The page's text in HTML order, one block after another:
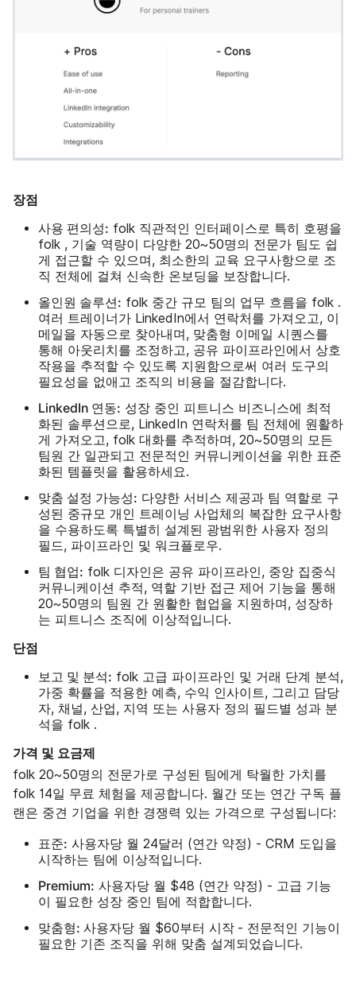
장점
사용 편의성: folk 직관적인 인터페이스로 특히 호평을
folk , 기술 역량이 다양한 20~50명의 전문가 팀도 쉽
게 접근할 수 있으며, 최소한의 교육 요구사항으로 조
직 전체에 걸쳐 신속한 온보딩을 보장합니다.
올인원 솔루션: folk 중간 규모 팀의 업무 흐름을 folk .
여러 트레이너가 LinkedIn에서 연락처를 가져오고, 이
메일을 자동으로 찾아내며, 맞춤형 이메일 시퀀스를
통해 아웃리치를 조정하고, 공유 파이프라인에서 상호
작용을 추적할 수 있도록 지원함으로써 여러 도구의
필요성을 없애고 조직의 비용을 절감합니다.
LinkedIn 연동: 성장 중인 피트니스 비즈니스에 최적
화된 솔루션으로, LinkedIn 연락처를 팀 전체에 원활하
게 가져오고, folk 대화를 추적하며, 20~50명의 모든
팀원 간 일관되고 전문적인 커뮤니케이션을 위한 표준
화된 템플릿을 활용하세요.
맞춤 설정 가능성: 다양한 서비스 제공과 팀 역할로 구
성된 중규모 개인 트레이닝 사업체의 복잡한 요구사항
을 수용하도록 특별히 설계된 광범위한 사용자 정의
필드, 파이프라인 및 워크플로우.
팀 협업: folk 디자인은 공유 파이프라인, 중앙 집중식
커뮤니케이션 추적, 역할 기반 접근 제어 기능을 통해
20~50명의 팀원 간 원활한 협업을 지원하며, 성장하
는 피트니스 조직에 이상적입니다.
단점
보고 및 분석: folk 고급 파이프라인 및 거래 단계 분석,
가중 확률을 적용한 예측, 수익 인사이트, 그리고 담당
자, 채널, 산업, 지역 또는 사용자 정의 필드별 성과 분
석을 folk .
가격 및 요금제
folk 20~50명의 전문가로 구성된 팀에게 탁월한 가치를
folk 14일 무료 체험을 제공합니다. 월간 또는 연간 구독 플
랜은 중견 기업을 위한 경쟁력 있는 가격으로 구성됩니다:
표준: 사용자당 월 24달러 (연간 약정) - CRM 도입을
시작하는 팀에 이상적입니다.
Premium: 사용자당 월 $48 (연간 약정) - 고급 기능
이 필요한 성장 중인 팀에 적합합니다.
맞춤형: 사용자당 월 $60부터 시작 - 전문적인 기능이
필요한 기존 조직을 위해 맞춤 설계되었습니다.